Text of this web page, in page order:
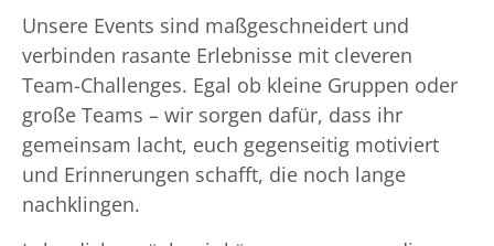
Unsere Events sind maßgeschneidert und
verbinden rasante Erlebnisse mit cleveren
Team-Challenges. Egal ob kleine Gruppen oder
große Teams – wir sorgen dafür, dass ihr
gemeinsam lacht, euch gegenseitig motiviert
und Erinnerungen schafft, die noch lange
nachklingen.